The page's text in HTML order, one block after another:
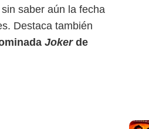
saber aún la fecha
Destaca también
Jokerde